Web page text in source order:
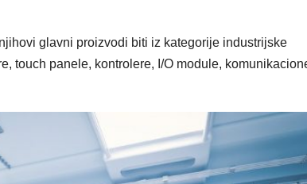
glavni proizvodi biti iz kategorije industrijske
touch panele, kontrolere, I/O module,